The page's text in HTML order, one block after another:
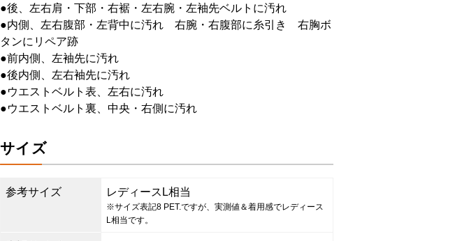
●後、左右肩・下部・右裾・左右腕・左袖先ベルトに汚れ
●内側、左右腹部・左背中に汚れ 右腕・右腹部に糸引き 右胸ボ
タンにリペア跡
●前内側、左袖先に汚れ
●後内側、左右袖先に汚れ
●ウエストベルト表、左右に汚れ
●ウエストベルト裏、中央・右側に汚れ
サイズ
参考サイズ レディースL相当
※サイズ表記8 PET.ですが、実測値＆着用感でレディース
L相当です。